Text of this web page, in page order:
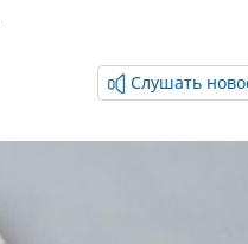
Слушать